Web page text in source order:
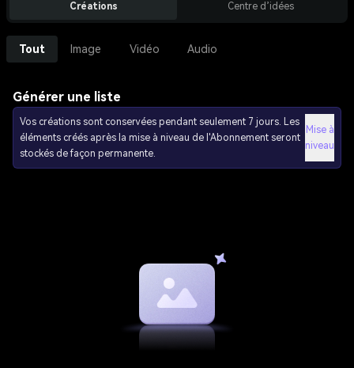
Créations Centre d’idées
Tout Image Vidéo Audio
Générer une liste
Vos créations sont conservées pendant seulement 7 jours. Les
éléments créés après la mise à niveau de l'Abonnement seront
stockés de façon permanente.
Mise à
niveau